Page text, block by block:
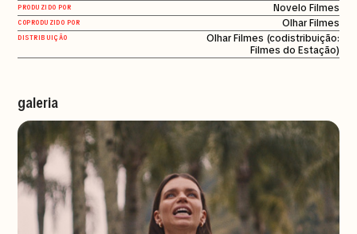
PRODUZIDO POR Novelo Filmes
COPRODUZIDO POR Olhar Filmes
DISTRIBUIÇÃO
Olhar Filmes (codistribuição:
Filmes do Estação)
galeria